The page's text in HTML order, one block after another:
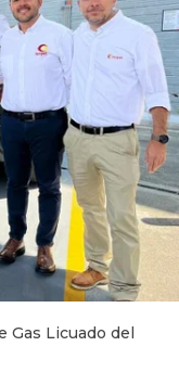
Gas Licuado del